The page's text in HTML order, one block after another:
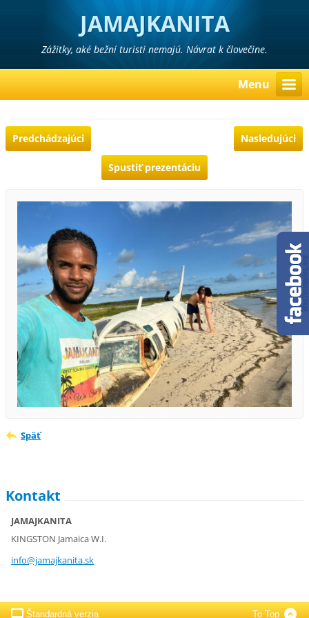
JAMAJKANITA
Zážitky, aké bežní turisti nemajú. Návrat k človečine.
Menu
Predchádzajúci Nasledujúci
Spustiť prezentáciu
Späť
Kontakt
JAMAJKANITA
KINGSTON Jamaica W.I.
info@jamajkanita.sk
Štandardná verzia To Top